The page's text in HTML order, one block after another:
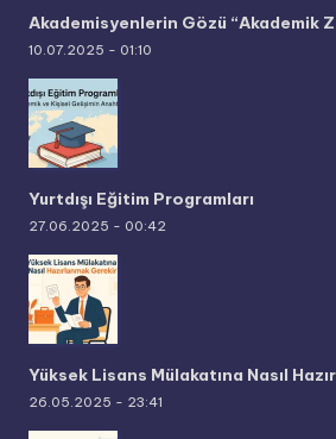
Akademisyenlerin Gözü “Akademik
10.07.2025 - 01:10
Yurtdışı Eğitim Programları
27.06.2025 - 00:42
Yüksek Lisans Mülakatına Nasıl
26.05.2025 - 23:41